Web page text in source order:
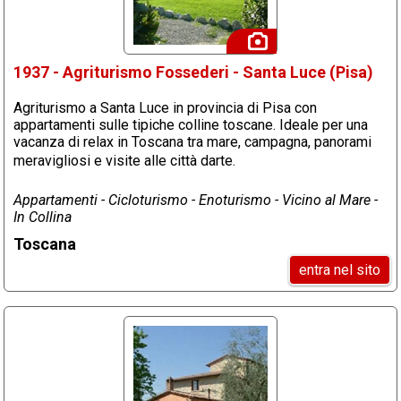
1937 - Agriturismo Fossederi - Santa Luce (Pisa)
Agriturismo a Santa Luce in provincia di Pisa con
appartamenti sulle tipiche colline toscane. Ideale per una
vacanza di relax in Toscana tra mare, campagna, panorami
meravigliosi e visite alle città darte.
Appartamenti - Cicloturismo - Enoturismo - Vicino al Mare -
In Collina
Toscana
entra nel sito